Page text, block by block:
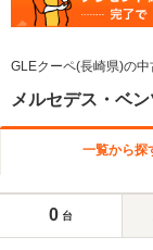
GLEクーペ(長崎県)の
メルセデス・ベ
一覧から探
0 台